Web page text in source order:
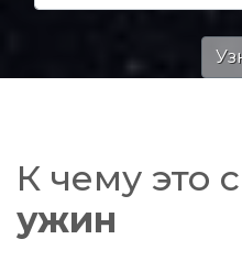
К чему это
ужин